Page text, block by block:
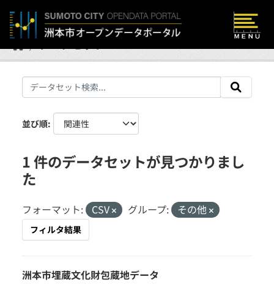
並び順
1 件のデータセットが見つかりまし
た
フォーマット: CSV グループ: その他
フィルタ結果
洲本市埋蔵文化財包蔵地データ